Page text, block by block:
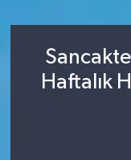
Haftalık
Gündem
Trafik